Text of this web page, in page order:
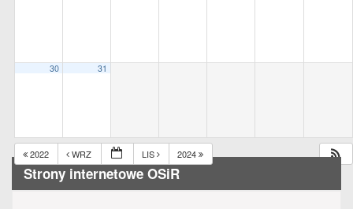
30 31
2022 WRZ LIS 2024
Strony internetowe OSiR